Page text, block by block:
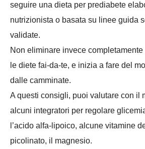
seguire una dieta per prediabete
nutrizionista o basata su linee guida
validate.
Non eliminare invece
le diete fai-da-te, e inizia a fare del
dalle camminate.
A questi consigli, puoi valutare con il
alcuni integratori per regolare
l’acido alfa-lipoico, alcune vitamine
picolinato, il magnesio.